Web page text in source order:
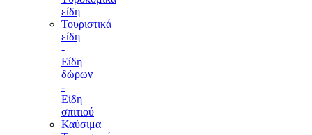
είδη
Τουριστικά
είδη
-
Είδη
δώρων
-
Είδη
σπιτιού
Καύσιμα